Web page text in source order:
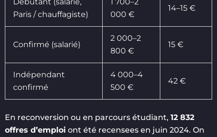
Paris / chauffagiste)
000 €
14–15 €
Confirmé (salarié)
2 000–2
800 €
15 €
Indépendant
confirmé
4 000–4
500 €
42 €
En reconversion ou en parcours étudiant, 12 832
offres d’emploi ont été recensees en juin 2024. On